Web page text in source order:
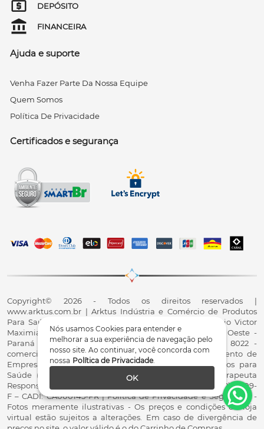
Nós usamos Cookies para entender e
melhorar a sua experiência de navegação pelo
nosso site. Ao continuar, você concorda com
nossa Política de Privacidade.
OK
DEPÓSITO
FINANCEIRA
Ajuda e suporte
Venha Fazer Parte Da Nossa Equipe
Quem Somos
Política De Privacidade
Certificados e segurança
Copyright© 2026 - Todos os direitos reservados |
www.arktus.com.br | Arktus Indústria e Comércio de Produtos
Para Saúde Ltda | CNPJ: 01.417.367/0001-78 | R. Antônio Victor
Maximiano, 107, Parque Industrial II, Santa Tereza do Oeste -
Paraná - CEP 85825-900 - Fale conosco: 0800 200 8022 -
comercial@arktus.com.br | Autorização de Funcionamento de
Empresa - AFE/ANVISA - Para Fabricação de Produtos para
Saúde (Correlatos): 8.02.844-5 (UX418X102741) - Fisioterapeuta
Responsável Técnico Dr. Alex Fernando Zani - Crefito8(PR): 8409-
F – CADI: CA000145-PR | Política de Privacidade e Segurança -
Fotos meramente ilustrativas - Os preços e condições da loja
virtual estão sujeitos a alterações. Em caso de divergência de